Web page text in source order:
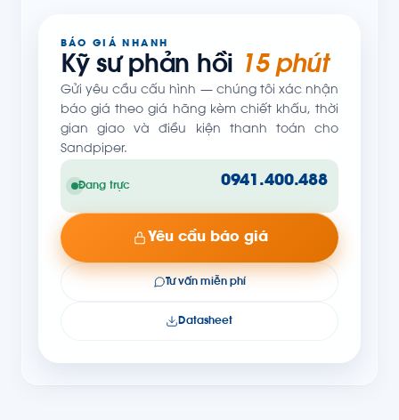
BÁO GIÁ NHANH
Kỹ sư phản hồi 15 phút
Gửi yêu cầu cấu hình — chúng tôi xác nhận
báo giá theo giá hãng kèm chiết khấu, thời
gian giao và điều kiện thanh toán cho
Sandpiper.
Đang trực 0941.400.488
Yêu cầu báo giá
Tư vấn miễn phí
Datasheet